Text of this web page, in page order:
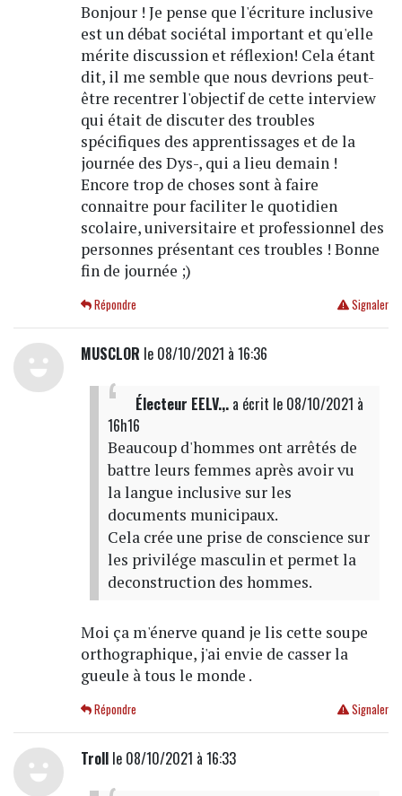
Bonjour ! Je pense que l'écriture inclusive
est un débat sociétal important et qu'elle
mérite discussion et réflexion! Cela étant
dit, il me semble que nous devrions peut-
être recentrer l'objectif de cette interview
qui était de discuter des troubles
spécifiques des apprentissages et de la
journée des Dys-, qui a lieu demain !
Encore trop de choses sont à faire
connaitre pour faciliter le quotidien
scolaire, universitaire et professionnel des
personnes présentant ces troubles ! Bonne
fin de journée ;)
Signaler
Répondre
MUSCLOR le 08/10/2021 à 16:36
Électeur EELV.,.a écrit le 08/10/2021 à
16h16
Beaucoup d'hommes ont arrêtés de
battre leurs femmes après avoir vu
la langue inclusive sur les
documents municipaux.
Cela crée une prise de conscience sur
les privilége masculin et permet la
deconstruction des hommes.
Moi ça m'énerve quand je lis cette soupe
orthographique, j'ai envie de casser la
gueule à tous le monde .
Signaler
Répondre
Trollle 08/10/2021 à 16:33